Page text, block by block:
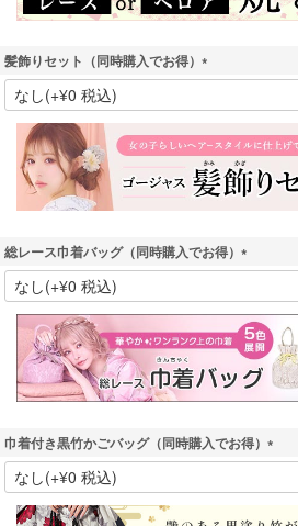
髪飾りセット（同時購入でお得）
(
必
)
総レース巾着バッグ（同時購入でお得）
(
必
須
)
巾着付き黒竹かごバッグ（同時購入でお得）
(
必